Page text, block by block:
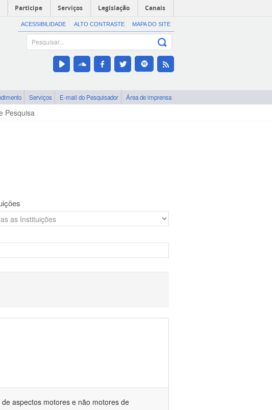
Participe Serviços Legislação Canais
ACESSIBILIDADE ALTO CONTRASTE MAPA DO SITE
Serviços E-mail do Pesquisador Área de imprensa
Pesquisa
aspectos motores e não motores de